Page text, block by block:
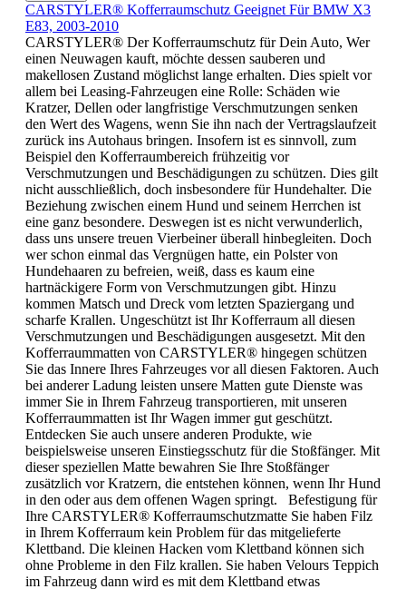
CARSTYLER® Kofferraumschutz Geeignet Für BMW X3
E83, 2003-2010
CARSTYLER® Der Kofferraumschutz für Dein Auto, Wer
einen Neuwagen kauft, möchte dessen sauberen und
makellosen Zustand möglichst lange erhalten. Dies spielt vor
allem bei Leasing-Fahrzeugen eine Rolle: Schäden wie
Kratzer, Dellen oder langfristige Verschmutzungen senken
den Wert des Wagens, wenn Sie ihn nach der Vertragslaufzeit
zurück ins Autohaus bringen. Insofern ist es sinnvoll, zum
Beispiel den Kofferraumbereich frühzeitig vor
Verschmutzungen und Beschädigungen zu schützen. Dies gilt
nicht ausschließlich, doch insbesondere für Hundehalter. Die
Beziehung zwischen einem Hund und seinem Herrchen ist
eine ganz besondere. Deswegen ist es nicht verwunderlich,
dass uns unsere treuen Vierbeiner überall hinbegleiten. Doch
wer schon einmal das Vergnügen hatte, ein Polster von
Hundehaaren zu befreien, weiß, dass es kaum eine
hartnäckigere Form von Verschmutzungen gibt. Hinzu
kommen Matsch und Dreck vom letzten Spaziergang und
scharfe Krallen. Ungeschützt ist Ihr Kofferraum all diesen
Verschmutzungen und Beschädigungen ausgesetzt. Mit den
Kofferraummatten von CARSTYLER® hingegen schützen
Sie das Innere Ihres Fahrzeuges vor all diesen Faktoren. Auch
bei anderer Ladung leisten unsere Matten gute Dienste was
immer Sie in Ihrem Fahrzeug transportieren, mit unseren
Kofferraummatten ist Ihr Wagen immer gut geschützt.
Entdecken Sie auch unsere anderen Produkte, wie
beispielsweise unseren Einstiegsschutz für die Stoßfänger. Mit
dieser speziellen Matte bewahren Sie Ihre Stoßfänger
zusätzlich vor Kratzern, die entstehen können, wenn Ihr Hund
in den oder aus dem offenen Wagen springt. Befestigung für
Ihre CARSTYLER® Kofferraumschutzmatte Sie haben Filz
in Ihrem Kofferraum kein Problem für das mitgelieferte
Klettband. Die kleinen Hacken vom Klettband können sich
ohne Probleme in den Filz krallen. Sie haben Velours Teppich
im Fahrzeug dann wird es mit dem Klettband etwas